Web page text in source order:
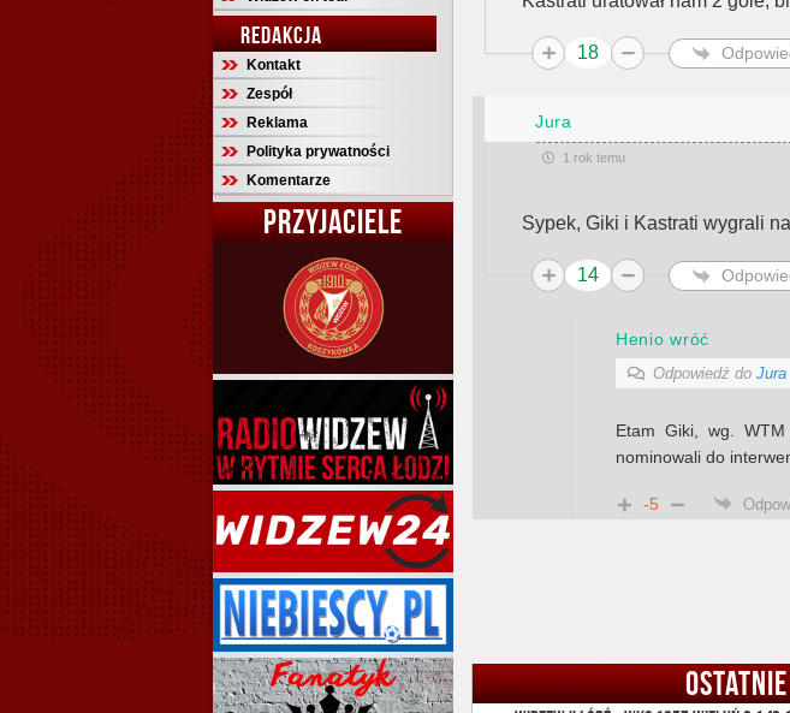
REDAKCJA
Kontakt
Zespół
Reklama
Polityka prywatności
Komentarze
PRZYJACIELE
18
Jura
1 rok temu
Sypek, Giki i Kastrati wygrali
14
Henio wróć
Odpowiedź do Jura
Etam Giki, wg.
nominowali do
-5